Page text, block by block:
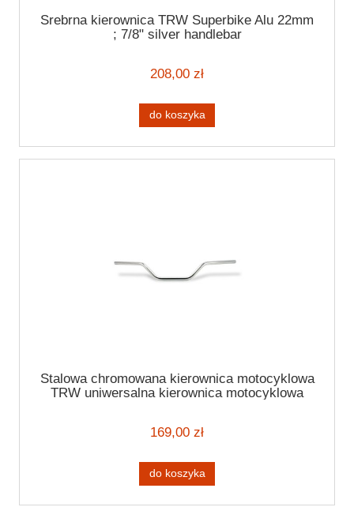
Srebrna kierownica TRW Superbike Alu 22mm
; 7/8" silver handlebar
208,00 zł
do koszyka
Stalowa chromowana kierownica motocyklowa
TRW uniwersalna kierownica motocyklowa
169,00 zł
do koszyka